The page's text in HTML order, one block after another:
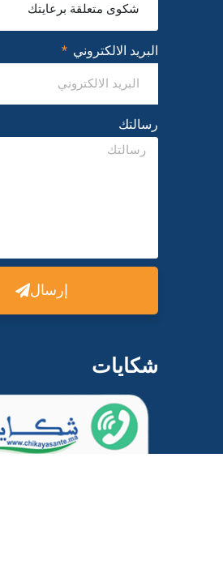
شكوى متعلقة برعايتك
البريد الالكتروني
رسالتك
إرسال
شكايات